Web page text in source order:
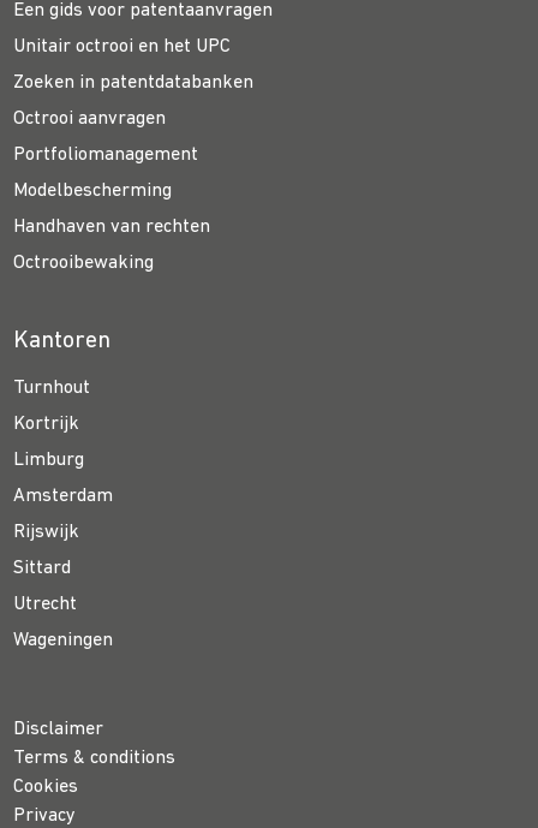
Een gids voor patentaanvragen
Unitair octrooi en het UPC
Zoeken in patentdatabanken
Octrooi aanvragen
Portfoliomanagement
Modelbescherming
Handhaven van rechten
Octrooibewaking
Kantoren
Turnhout
Kortrijk
Limburg
Amsterdam
Rijswijk
Sittard
Utrecht
Wageningen
Disclaimer
Terms & conditions
Cookies
Privacy